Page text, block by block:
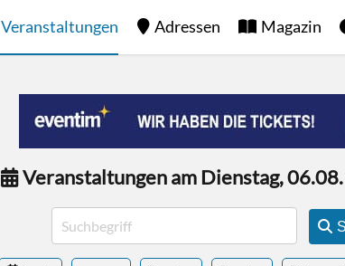
Veranstaltungen Adressen Magazin
Veranstaltungen am Dienstag,